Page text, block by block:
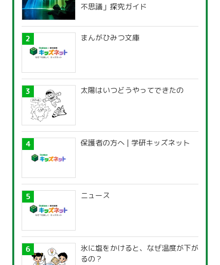
不思議」探究ガイド
まんがひみつ文庫
太陽はいつどうやってできたの
保護者の方へ | 学研キッズネット
ニュース
氷に塩をかけると、なぜ温度が下が
るの？